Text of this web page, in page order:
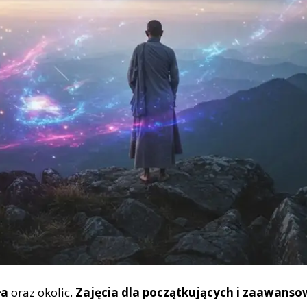
oraz okolic. Zajęcia dla początkujących i